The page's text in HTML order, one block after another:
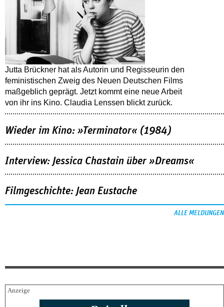
Jutta Brückner hat als Autorin und Regisseurin den
feministischen Zweig des Neuen Deutschen Films
maßgeblich geprägt. Jetzt kommt eine neue Arbeit
von ihr ins Kino. Claudia Lenssen blickt zurück.
Wieder im Kino: »Terminator« (1984)
Interview: Jessica Chastain über »Dreams«
Filmgeschichte: Jean Eustache
ALLE MELDUNGEN